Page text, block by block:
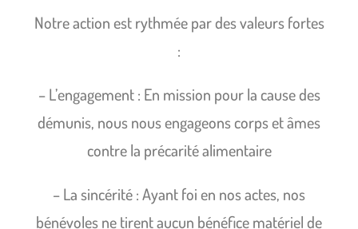
Notre action est rythmée par des valeurs fortes
:
– L’engagement : En mission pour la cause des
démunis, nous nous engageons corpset âmes
contre la précarité alimentaire
– La sincérité : Ayant foi en nos actes, nos
bénévoles ne tirent aucun bénéficematériel de